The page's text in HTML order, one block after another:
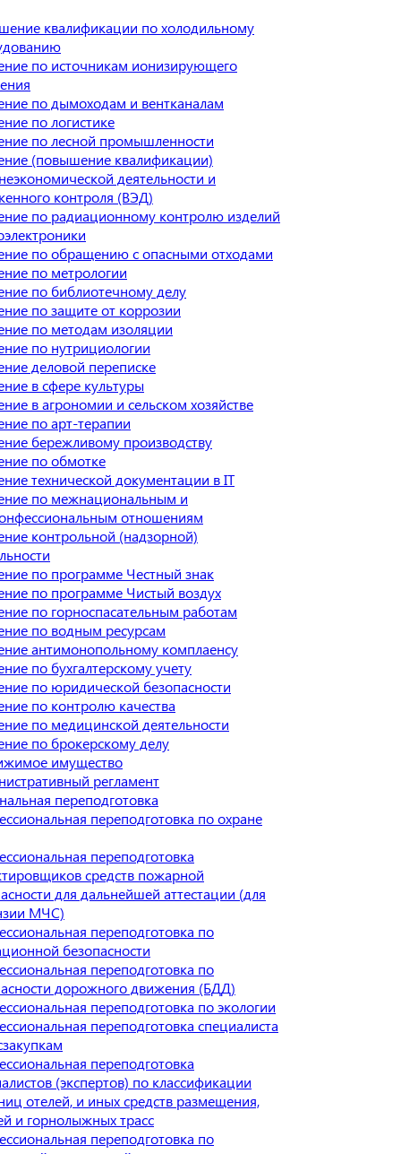
квалификации по холодильному
по источникам ионизирующего
по дымоходам и вентканалам
по логистике
по лесной промышленности
(повышение квалификации)
деятельности и
контроля (ВЭД)
по радиационному контролю изделий
по обращению с опасными отходами
по метрологии
по библиотечному делу
по защите от коррозии
по методам изоляции
по нутрициологии
деловой переписке
в сфере культуры
в агрономии и сельском хозяйстве
по арт-терапии
бережливому производству
по обмотке
технической документации в IT
по межнациональным и
отношениям
контрольной (надзорной)
по программе Честный знак
по программе Чистый воздух
по горноспасательным работам
по водным ресурсам
антимонопольному комплаенсу
по бухгалтерскому учету
по юридической безопасности
по контролю качества
по медицинской деятельности
по брокерскому делу
имущество
регламент
переподготовка
переподготовка по охране
переподготовка
средств пожарной
для дальнейшей аттестации (для
МЧС)
переподготовка по
безопасности
переподготовка по
дорожного движения (БДД)
переподготовка по экологии
переподготовка специалиста
переподготовка
(экспертов) по классификации
отелей, и иных средств размещения,
и горнолыжных трасс
переподготовка по